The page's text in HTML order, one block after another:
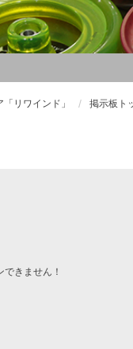
リワインド」 掲示板ト
きません！